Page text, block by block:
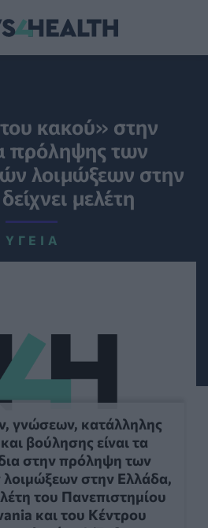
του κακού» στην
πρόληψης των
λοιμώξεων στην
μελέτη
ΥΓΕΊΑ
γνώσεων, κατάλληλης
βούλησης είναι τα
στην πρόληψη των
στην Ελλάδα,
του Πανεπιστημίου
και του Κέντρου